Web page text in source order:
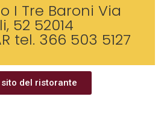
I Tre Baroni Via
52 52014
tel. 366 503 5127
del ristorante